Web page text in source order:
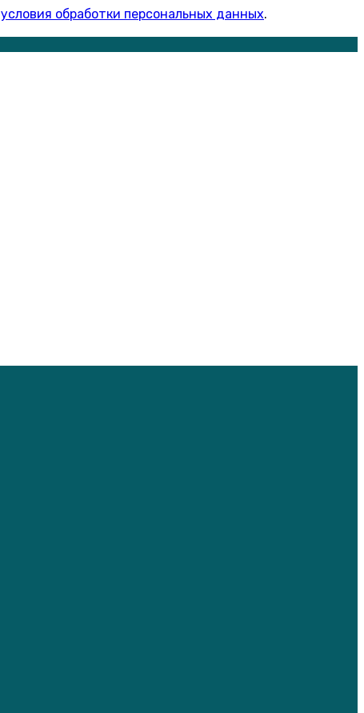
условия обработки персональных данных.